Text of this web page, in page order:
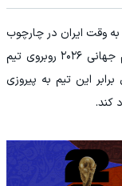
وقت ایران در چارچوب
دیدارهای دور اول از مرحله گروهی رقابت‌های جام جهانی ۲۰۲۶ روبروی تیم
این تیم به پیروزی
کند.